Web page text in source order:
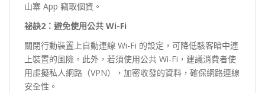
山寨 App 竊取個資。
祕訣2：避免使用公共 Wi-Fi
關閉行動裝置上自動連線 Wi-Fi 的設定，可降低駭客暗中連
上裝置的風險。此外，若須使用公共 Wi-Fi，建議消費者使
用虛擬私人網路（VPN），加密收發的資料，確保網路連線
安全性。